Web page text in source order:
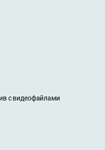
с видеофайлами